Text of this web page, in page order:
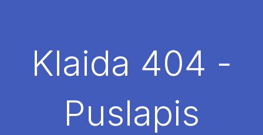
SAMDYTIKlaida 404 -
Puslapis